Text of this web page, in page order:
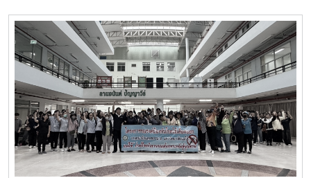
น. ณ ลานอนันต์ ปัญญาวีร์ อาคารอำนวย ยศสุขนักศึกษาที่เข้า
ร่วมบริจาคจะได้ชั่วโมงกิจกรรมด้านจิตอาสา ครั้งละ 8 ชั่วโมง-
วันที่ 7 สิงหาคม 2569 มีผู้ประสงค์บริจาคโลหิต จำนวน 95 คน
ผ่านเกณฑ์สามารถบริจาคโลหิตได้ จำนวน 63 คน ( 28,350 CC.)